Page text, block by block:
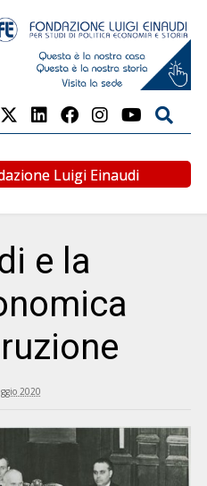
Luigi Einaudi
e la
2020